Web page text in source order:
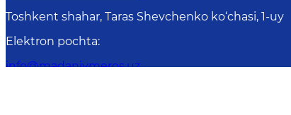
Toshkent shahar, Taras Shevchenko ko‘chasi, 1-uy
Elektron pochta:
info@madaniymeros.uz